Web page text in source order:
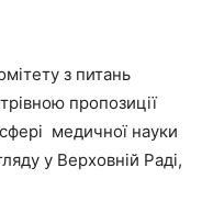
з питань
пропозиції
медичної науки
у Верховній Раді,